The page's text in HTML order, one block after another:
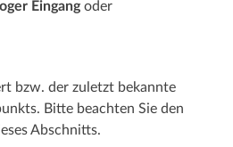
Eingangoder
bzw. der zuletzt bekannte
Bitte beachten Sie den
Abschnitts.